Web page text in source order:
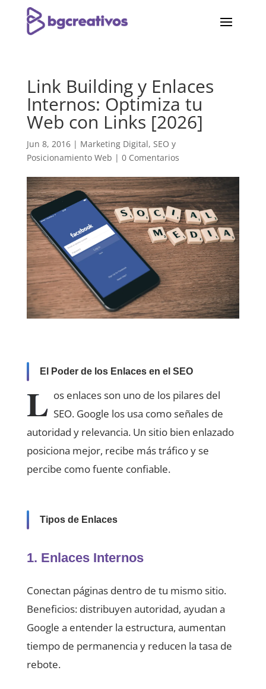
Link Building y Enlaces
Internos: Optimiza tu
Web con Links [2026]
Jun 8, 2016| Marketing Digital, SEO y
Posicionamiento Web | 0 Comentarios
El Poder de los Enlaces en el SEO
L os enlaces son uno de los pilares del
SEO. Google los usa como señales de
autoridad y relevancia. Un sitio bien enlazado
posiciona mejor, recibe más tráfico y se
percibe como fuente confiable.
Tipos de Enlaces
1. Enlaces Internos
Conectan páginas dentro de tu mismo sitio.
Beneficios: distribuyen autoridad, ayudan a
Google a entender la estructura, aumentan
tiempo de permanencia y reducen la tasa de
rebote.